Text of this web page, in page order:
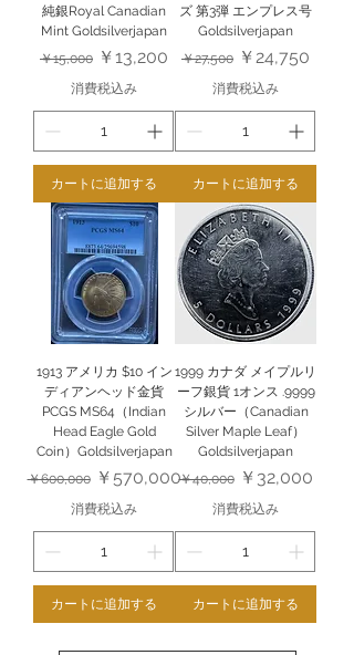
純銀Royal Canadian
Mint Goldsilverjapan
通常価格
￥15,000 セール価格
￥13,200
消費税込み
カートに追加する
ズ 第3弾 エンプレス号
Goldsilverjapan
通常価格
￥27,500 セール価格
￥24,750
消費税込み
カートに追加する
1913 アメリカ $10 イン
ディアンヘッド金貨
PCGS MS64（Indian
Head Eagle Gold
Coin）Goldsilverjapan
通常価格
￥600,000 セール価格
￥570,000
消費税込み
カートに追加する
1999 カナダ メイプルリ
ーフ銀貨 1オンス .9999
シルバー（Canadian
Silver Maple Leaf）
Goldsilverjapan
通常価格
￥40,000 セール価格
￥32,000
消費税込み
カートに追加する